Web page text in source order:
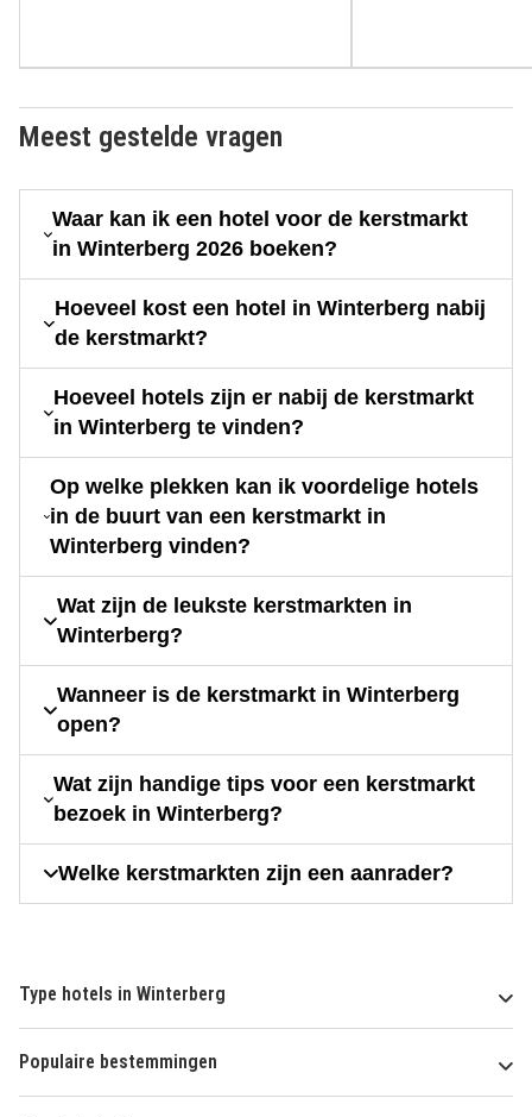
Meest gestelde vragen
Waar kan ik een hotel voor de kerstmarkt
in Winterberg 2026 boeken?
Hoeveel kost een hotel in Winterberg nabij
de kerstmarkt?
Hoeveel hotels zijn er nabij de kerstmarkt
in Winterberg te vinden?
Op welke plekken kan ik voordelige hotels
in de buurt van een kerstmarkt in
Winterberg vinden?
Wat zijn de leukste kerstmarkten in
Winterberg?
Wanneer is de kerstmarkt in Winterberg
open?
Wat zijn handige tips voor een kerstmarkt
bezoek in Winterberg?
Welke kerstmarkten zijn een aanrader?
Type hotels in Winterberg
Populaire bestemmingen